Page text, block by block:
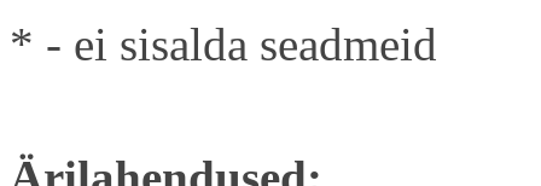
* - ei sisalda seadmeid